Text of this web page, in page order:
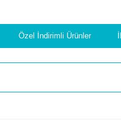
Özel İndirimli Ürünler